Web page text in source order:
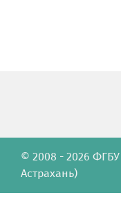
© 2008 - 2026
Астрахань)